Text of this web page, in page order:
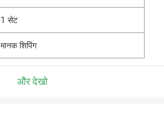
1 सेट
मानक शिपिंग
और देखो